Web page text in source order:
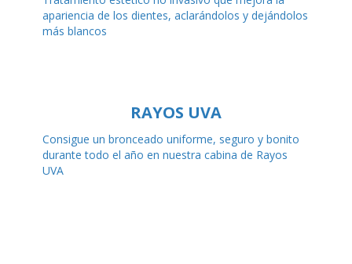
apariencia de los dientes, aclarándolos y dejándolos
más blancos
RAYOS UVA
Consigue un bronceado uniforme, seguro y bonito
durante todo el año en nuestra cabina de Rayos
UVA